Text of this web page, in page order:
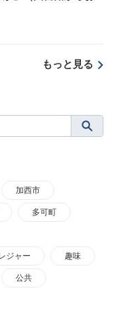
もっと見る
加西市
多可町
ジャー 趣味
公共